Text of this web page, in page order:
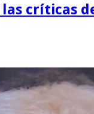
críticas